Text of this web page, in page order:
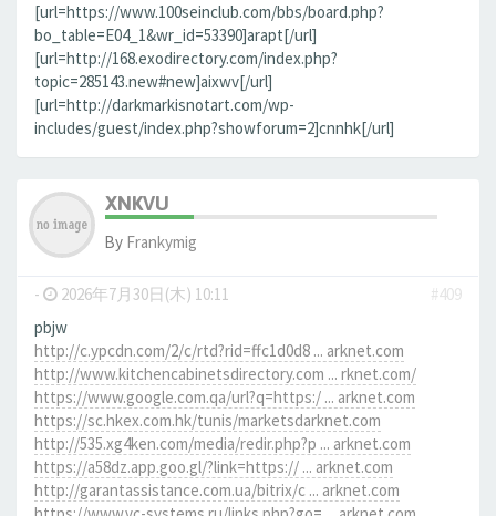
[url=https://www.100seinclub.com/bbs/board.php?
bo_table=E04_1&wr_id=53390]arapt[/url]
[url=http://168.exodirectory.com/index.php?
topic=285143.new#new]aixwv[/url]
[url=http://darkmarkisnotart.com/wp-
includes/guest/index.php?showforum=2]cnnhk[/url]
XNKVU
By Frankymig
- 2026年7月30日(木) 10:11
#409
pbjw
http://c.ypcdn.com/2/c/rtd?rid=ffc1d0d8 ... arknet.com
http://www.kitchencabinetsdirectory.com ... rknet.com/
https://www.google.com.qa/url?q=https:/ ... arknet.com
https://sc.hkex.com.hk/tunis/marketsdarknet.com
http://535.xg4ken.com/media/redir.php?p ... arknet.com
https://a58dz.app.goo.gl/?link=https:// ... arknet.com
http://garantassistance.com.ua/bitrix/c ... arknet.com